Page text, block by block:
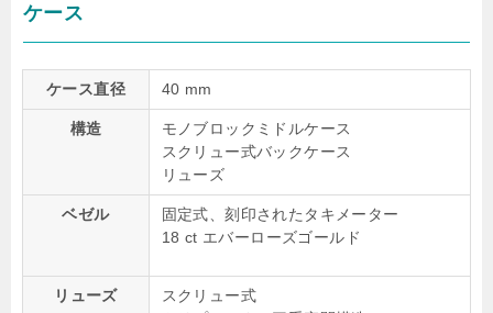
ケース
ケース直径 40 mm
構造
モノブロックミドルケース
スクリュー式バックケース
リューズ
ベゼル
固定式、刻印されたタキメーター
18 ct エバーローズゴールド
リューズ
スクリュー式